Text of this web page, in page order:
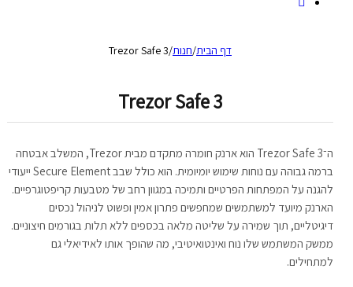
דף הבית/חנות/
Trezor Safe 3
Trezor Safe 3
ה־Trezor Safe 3 הוא ארנק חומרה מתקדם מבית Trezor, המשלב אבטחה
ברמה גבוהה עם נוחות שימוש יומיומית. הוא כולל שבב Secure Element ייעודי
להגנה על המפתחות הפרטיים ותמיכה במגוון רחב של מטבעות קריפטוגרפיים.
הארנק מיועד למשתמשים שמחפשים פתרון אמין ופשוט לניהול נכסים
דיגיטליים, תוך שמירה על שליטה מלאה בכספים ללא תלות בגורמים חיצוניים.
ממשק המשתמש שלו נוח ואינטואיטיבי, מה שהופך אותו לאידיאלי גם
למתחילים.